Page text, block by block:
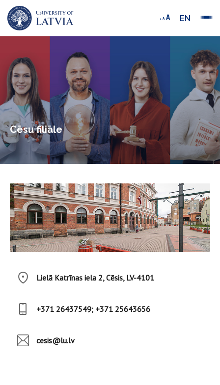
EN
Cēsu filiāle
Lielā Katrīnas iela 2, Cēsis, LV-4101
+371 26437549; +371 25643656
cesis@lu.lv